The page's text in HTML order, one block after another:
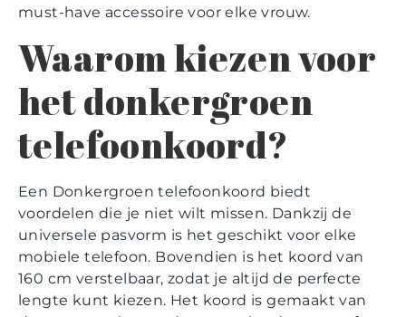
must-have accessoire voor elke vrouw.
Waarom kiezen voor
het donkergroen
telefoonkoord?
Een Donkergroen telefoonkoord biedt
voordelen die je niet wilt missen. Dankzij de
universele pasvorm is het geschikt voor elke
mobiele telefoon. Bovendien is het koord van
160 cm verstelbaar, zodat je altijd de perfecte
lengte kunt kiezen. Het koord is gemaakt van